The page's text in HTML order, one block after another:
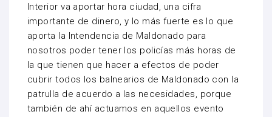
Interior va aportar hora ciudad, una cifra
importante de dinero, y lo más fuerte es lo que
aporta la Intendencia de Maldonado para
nosotros poder tener los policías más horas de
la que tienen que hacer a efectos de poder
cubrir todos los balnearios de Maldonado con la
patrulla de acuerdo a las necesidades, porque
también de ahí actuamos en aquellos evento